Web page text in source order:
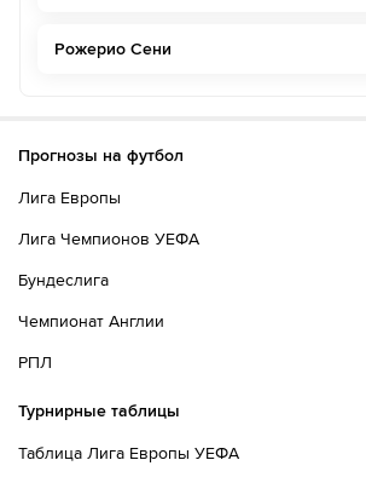
Рожерио Сени
Прогнозы на футбол
Лига Европы
Лига Чемпионов УЕФА
Бундеслига
Чемпионат Англии
РПЛ
Турнирные таблицы
Таблица Лига Европы УЕФА